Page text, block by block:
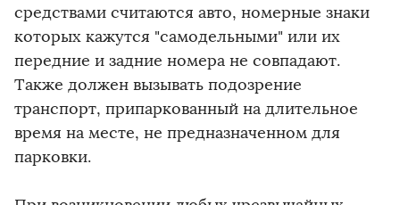
средствами считаются авто, номерные знаки
которых кажутся "самодельными" или их
передние и задние номера не совпадают.
Также должен вызывать подозрение
транспорт, припаркованный на длительное
время на месте, не предназначенном для
парковки.